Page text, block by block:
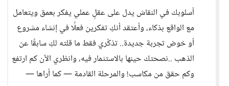
أسلوبك في النقاش يدل على عقلٍ عملي يفكر بعمق ويتعامل
مع الواقع بذكاء، وأعتقد أنكِ تفكرين فعلًا في إنشاء مشروع
أو خوض تجربة جديدة.. تذكّري فقط ما قلته لكِ سابقًا عن
الذهب ..نصحتك حينها بالاستثمار فيه، وانظري الآن كم ارتفع
وكم حقق من مكاسب! والمرحلة القادمة — كما أراها —